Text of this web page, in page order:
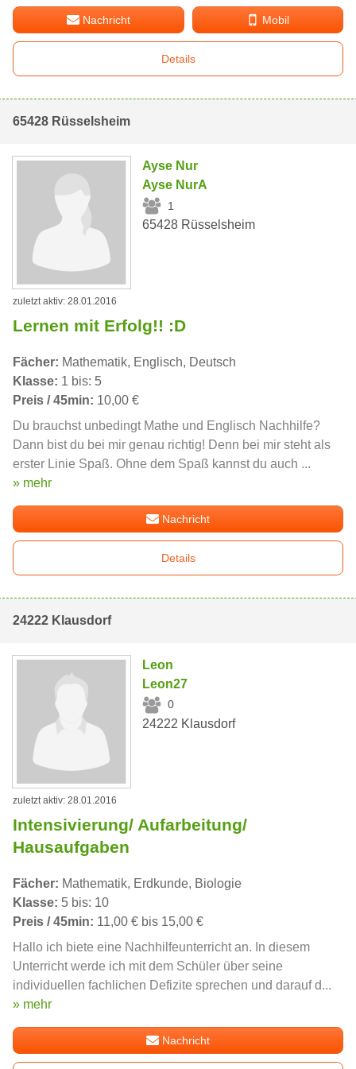
Nachricht Mobil
Details
65428 Rüsselsheim
Ayse Nur
Ayse NurA
1
65428 Rüsselsheim
zuletzt aktiv: 28.01.2016
Lernen mit Erfolg!! :D
Fächer: Mathematik, Englisch, Deutsch
Klasse: 1 bis: 5
Preis / 45min: 10,00 €
Du brauchst unbedingt Mathe und Englisch Nachhilfe?
Dann bist du bei mir genau richtig! Denn bei mir steht als
erster Linie Spaß. Ohne dem Spaß kannst du auch ...
» mehr
Nachricht
Details
24222 Klausdorf
Leon
Leon27
0
24222 Klausdorf
zuletzt aktiv: 28.01.2016
Intensivierung/ Aufarbeitung/
Hausaufgaben
Fächer: Mathematik, Erdkunde, Biologie
Klasse: 5 bis: 10
Preis / 45min: 11,00 € bis 15,00 €
Hallo ich biete eine Nachhilfeunterricht an. In diesem
Unterricht werde ich mit dem Schüler über seine
individuellen fachlichen Defizite sprechen und darauf d...
» mehr
Nachricht